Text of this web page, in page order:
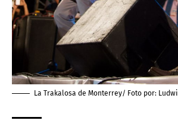
La Trakalosa de Monterrey/ Foto por: